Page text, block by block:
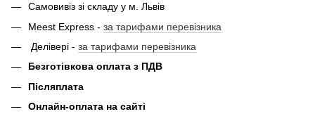
Самовивіз зі складу у м. Львів
Meest Express - за тарифами перевізника
Делівері - за тарифами перевізника
Безготівкова оплата з ПДВ
Післяплата
Онлайн-оплата на сайті